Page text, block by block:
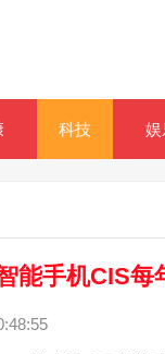
科技 娱
能手机CIS